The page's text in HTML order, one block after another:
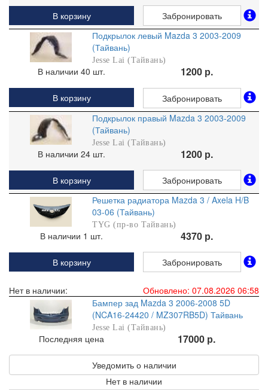
В корзину
Забронировать
Подкрылок левый Mazda 3 2003-2009
(Тайвань)
Jesse Lai (Тайвань)
В наличии 40 шт. 1200 р.
В корзину
Забронировать
Подкрылок правый Mazda 3 2003-2009
(Тайвань)
Jesse Lai (Тайвань)
В наличии 24 шт. 1200 р.
В корзину
Забронировать
Решетка радиатора Mazda 3 / Axela H/B
03-06 (Тайвань)
TYG (пр-во Тайвань)
В наличии 1 шт. 4370 р.
В корзину Забронировать
Нет в наличии:
Обновлено: 07.08.2026 06:58
Бампер зад Mazda 3 2006-2008 5D
(NCA16-24420 / MZ307RB5D) Тайвань
Jesse Lai (Тайвань)
Последняя цена 17000 р.
Уведомить о наличии
Нет в наличии